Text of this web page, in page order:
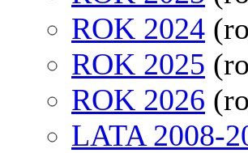
ROK 2024
ROK 2025
ROK 2026
LATA 2008-